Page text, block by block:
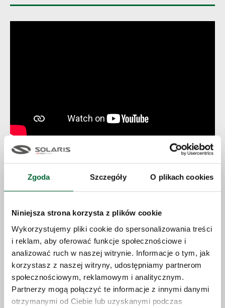
Zgoda Szczegóły O plikach cookies
Niniejsza strona korzysta z plików cookie
Wykorzystujemy pliki cookie do spersonalizowania treści
i reklam, aby oferować funkcje społecznościowe i
analizować ruch w naszej witrynie. Informacje o tym, jak
korzystasz z naszej witryny, udostępniamy partnerom
społecznościowym, reklamowym i analitycznym.
Partnerzy mogą połączyć te informacje z innymi danymi
otrzymanymi od Ciebie lub uzyskanymi podczas
Klasa Patronacka
Filip
Cieszę się, że już pracuję w zawodzie, w którym
się kształcę. Pracownicy firmy zawsze chętnie
nam pomagają i przekazują cenne wskazówki.
Po zakończeniu nauki będę bardzo dobrze przygotowany
do pracy. Dzięki doświadczeniom zdobytym w firmie